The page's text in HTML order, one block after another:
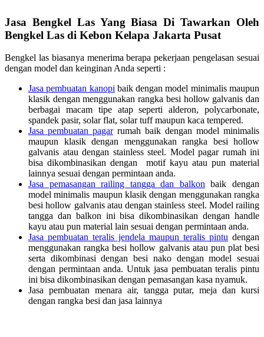
Jasa Bengkel Las Yang Biasa Di Tawarkan Oleh
Bengkel Las di Kebon Kelapa Jakarta Pusat
Bengkel las biasanya menerima berapa pekerjaan pengelasan sesuai
dengan model dan keinginan Anda seperti :
Jasa pembuatan kanopi baik dengan model minimalis maupun
klasik dengan menggunakan rangka besi hollow galvanis dan
berbagai macam tipe atap seperti alderon, polycarbonate,
spandek pasir, solar flat, solar tuff maupun kaca tempered.
Jasa pembuatan pagarrumah baik dengan model minimalis
maupun klasik dengan menggunakan rangka besi hollow
galvanis atau dengan stainless steel. Model pagar rumah ini
bisa dikombinasikan dengan motif kayu atau pun material
lainnya sesuai dengan permintaan anda.
Jasa pemasangan railing tangga dan balkon baik dengan
model minimalis maupun klasik dengan menggunakan rangka
besi hollow galvanis atau dengan stainless steel. Model railing
tangga dan balkon ini bisa dikombinasikan dengan handle
kayu atau pun material lain sesuai dengan permintaan anda.
Jasa pembuatan teralis jendela maupun teralis pintu dengan
menggunakan rangka besi hollow galvanis atau pun plat besi
serta dikombinasi dengan besi nako dengan model sesuai
dengan permintaan anda. Untuk jasa pembuatan teralis pintu
ini bisa dikombinasikan dengan pemasangan kasa nyamuk.
Jasa pembuatan menara air, tangga putar, meja dan kursi
dengan rangka besi dan jasa lainnya